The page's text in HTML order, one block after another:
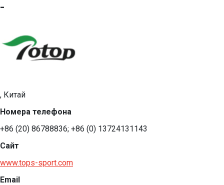
-
, Китай
Номера телефона
+86 (20) 86788836; +86 (0) 13724131143
Сайт
www.tops-sport.com
Email